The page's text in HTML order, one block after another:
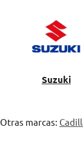
Suzuki
Otras marcas: